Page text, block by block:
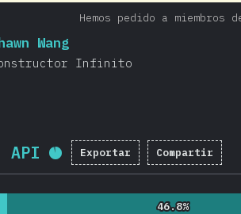
Hemos pedido a
Wang
Infinito
API Porcentaje
Exportar Compartir
46.8%
46.8%